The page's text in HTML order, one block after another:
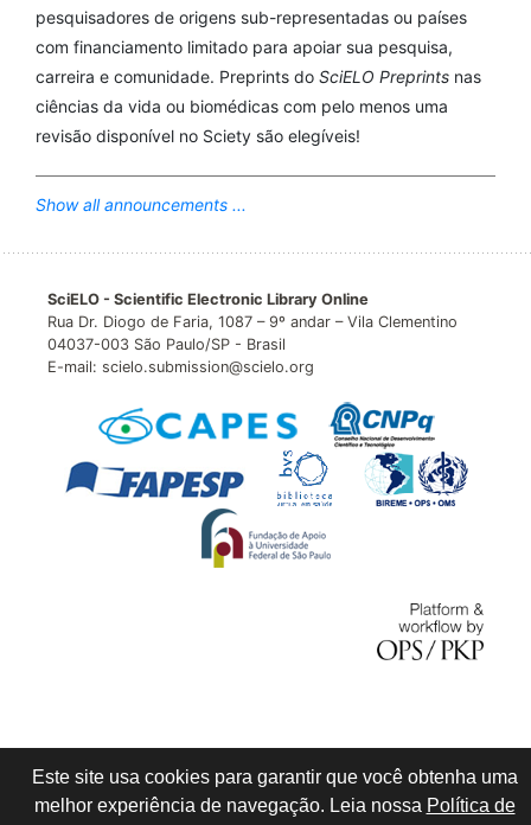
pesquisadores de origens sub-representadas ou países
com financiamento limitado para apoiar sua pesquisa,
carreira e comunidade. Preprints do SciELO Preprints nas
ciências da vida ou biomédicas com pelo menos uma
revisão disponível no Sciety são elegíveis!
Show all announcements ...
SciELO - Scientific Electronic Library Online
Rua Dr. Diogo de Faria, 1087 – 9º andar – Vila Clementino
04037-003 São Paulo/SP - Brasil
E-mail: scielo.submission@scielo.org
Este site usa cookies para garantir que você obtenha uma
melhor experiência de navegação. Leia nossa Política de